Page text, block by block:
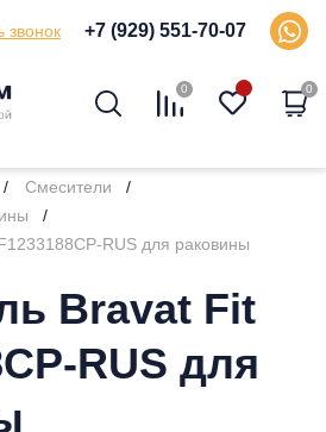
звонок +7 (929) 551-70-07
0 0
Смесители
RUS для раковины
Bravat Fit
RUS для